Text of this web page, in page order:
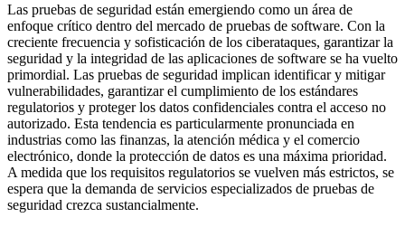
Las pruebas de seguridad están emergiendo como un área de
enfoque crítico dentro del mercado de pruebas de software. Con la
creciente frecuencia y sofisticación de los ciberataques, garantizar la
seguridad y la integridad de las aplicaciones de software se ha vuelto
primordial. Las pruebas de seguridad implican identificar y mitigar
vulnerabilidades, garantizar el cumplimiento de los estándares
regulatorios y proteger los datos confidenciales contra el acceso no
autorizado. Esta tendencia es particularmente pronunciada en
industrias como las finanzas, la atención médica y el comercio
electrónico, donde la protección de datos es una máxima prioridad.
A medida que los requisitos regulatorios se vuelven más estrictos, se
espera que la demanda de servicios especializados de pruebas de
seguridad crezca sustancialmente.